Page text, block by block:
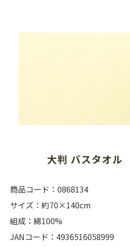
大判 バスタオル
商品コード：0868134
サイズ：約70×140cm
組成：綿100%
JANコード：4936516058999